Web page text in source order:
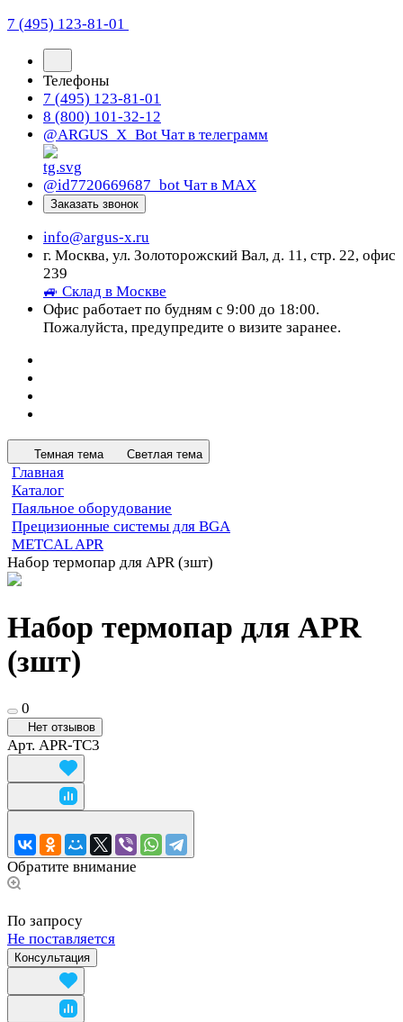
7 (495) 123-81-01
Телефоны
7 (495) 123-81-01
8 (800) 101-32-12
@ARGUS_X_Bot Чат в телеграмм
@id7720669687_bot Чат в МАХ
Заказать звонок
info@argus-x.ru
г. Москва, ул. Золоторожский Вал, д. 11, стр. 22, офис
239
🚙 Склад в Москве
Офис работает по будням с 9:00 до 18:00.
Пожалуйста, предупредите о визите заранее.
Темная тема Светлая тема
Главная
Каталог
Паяльное оборудование
Прецизионные системы для BGA
METCAL APR
Набор термопар для APR (зшт)
Набор термопар для APR
(зшт)
0
Нет отзывов
Арт. APR-TC3
Обратите внимание
По запросу
Не поставляется
Консультация